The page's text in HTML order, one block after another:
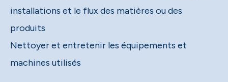
installations et le flux des matières ou des
produits
Nettoyer et entretenir les équipements et
machines utilisés